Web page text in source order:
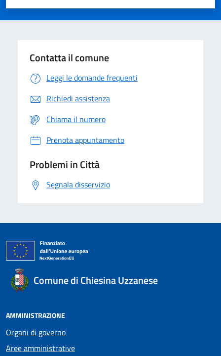
Valuta 5 stelle su 5
Valuta 4 stelle su 5
Valuta 3 stelle su 5
Valuta 2 stelle su 5
Valuta 1 stelle su 5
Contatta il comune
Leggi le domande frequenti
Richiedi assistenza
Chiama il numero
Prenota appuntamento
Problemi in Città
Segnala disservizio
Comune di Chiesina Uzzanese
AMMINISTRAZIONE
Organi di governo
Aree amministrative